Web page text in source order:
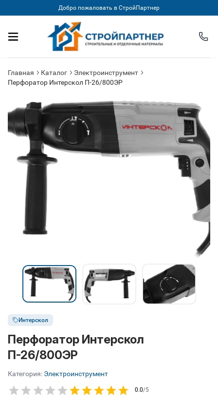
Добро пожаловать в СтройПартнер
Главная Каталог
Электроинструмент
Перфоратор Интерскол П-26/800ЭР
Интерскол
Перфоратор Интерскол
П-26/800ЭР
Категория: Электроинструмент
0.0/5